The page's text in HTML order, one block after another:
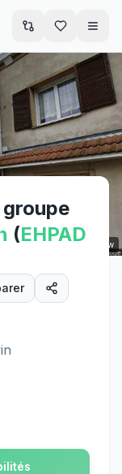
Street View
groupe
(EHPAD